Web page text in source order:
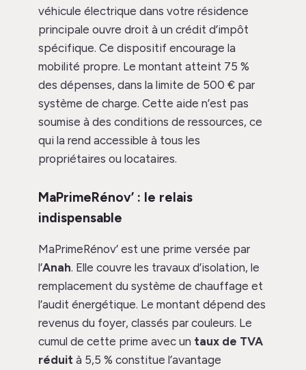
véhicule électrique dans votre résidence
principale ouvre droit à un crédit d’impôt
spécifique. Ce dispositif encourage la
mobilité propre. Le montant atteint 75 %
des dépenses, dans la limite de 500 € par
système de charge. Cette aide n’est pas
soumise à des conditions de ressources, ce
qui la rend accessible à tous les
propriétaires ou locataires.
MaPrimeRénov’ : le relais
indispensable
MaPrimeRénov’ est une prime versée par
l’Anah. Elle couvre les travaux d’isolation, le
remplacement du système de chauffage et
l’audit énergétique. Le montant dépend des
revenus du foyer, classés par couleurs. Le
cumul de cette prime avec un taux de TVA
réduit à 5,5 % constitue l’avantage